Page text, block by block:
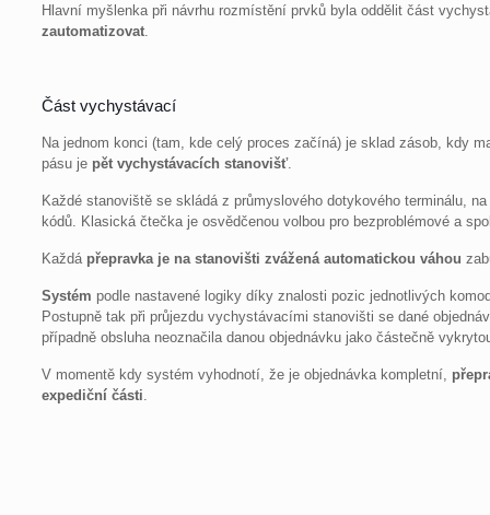
Hlavní myšlenka při návrhu rozmístění prvků byla oddělit část
zautomatizovat
Část vychystávací
Na jednom konci (tam, kde celý proces začíná) je sklad zásob, kdy
pásu je pět vychystávacích stanovišť.
Každé stanoviště se skládá z průmyslového dotykového terminálu,
kódů. Klasická čtečka je osvědčenou volbou pro bezproblémové a
Každá přepravka je na stanovišti zvážená automatickou váhou
Systém podle nastavené logiky díky znalosti pozic jednotlivých
Postupně tak při průjezdu vychystávacími stanovišti se dané
případně obsluha neoznačila danou objednávku jako částečně
V momentě kdy systém vyhodnotí, že je objednávka kompletní,
expediční části